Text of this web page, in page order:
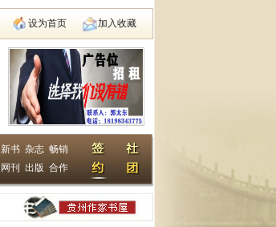
设为首页 加入收藏
新书 杂志 畅销
网刊
出版 合作